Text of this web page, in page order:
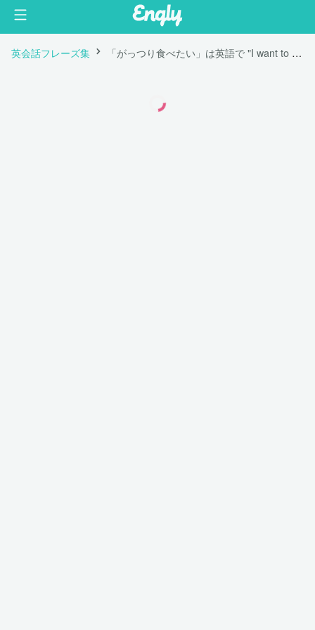
英会話フレーズ集 「がっつり食べたい」は英語で "I want to eat a lot."